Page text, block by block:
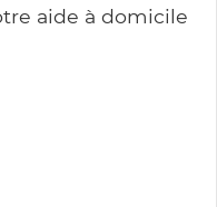
aide à domicile